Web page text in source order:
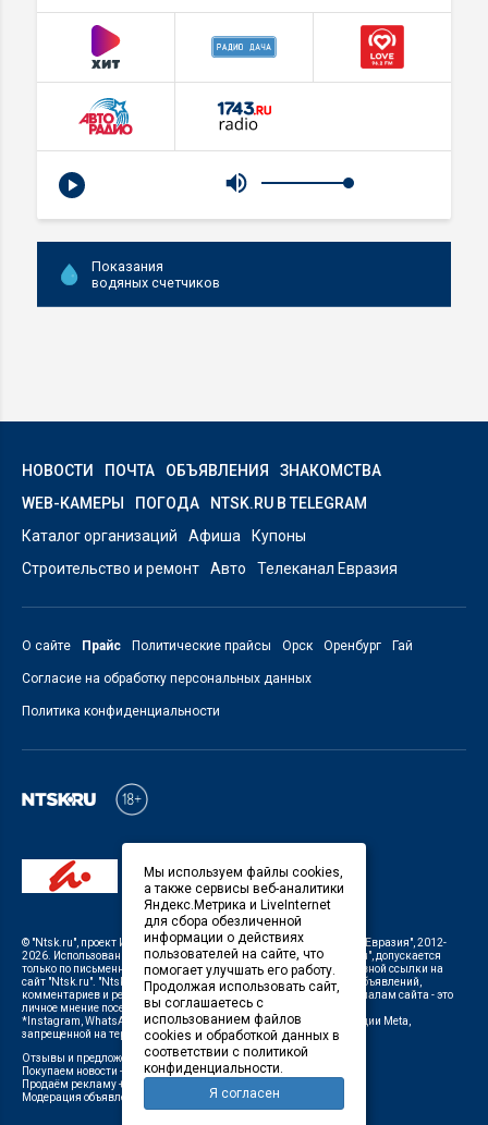
Показания
водяных счетчиков
НОВОСТИ ПОЧТА ОБЪЯВЛЕНИЯ
ЗНАКОМСТВА
WEB-КАМЕРЫ
ПОГОДА
NTSK.RU В TELEGRAM
Каталог организаций
Афиша
Купоны
Строительство и ремонт
Авто Телеканал Евразия
О сайте Прайс Политические прайсы Орск Оренбург Гай
Согласие на обработку персональных данных
Политика конфиденциальности
© "Ntsk.ru" , проект ИП Савин В.В. Служба информации: ООО "ТРК "Евразия" , 2012-
2026. Использование материалов, размещенных на сайте
"Ntsk.ru" , допускается
только по письменному разрешению Редакции с указанием активной ссылки на
сайт "Ntsk.ru" "Ntsk.ru" не несет ответственности за содержание объявлений,
комментариев и рекламных материалов. Комментарии к материалам сайта - это
личное мнение посетителей сайта.
*Instagram, WhatsApp (Ватсап), Facebook (принадлежат корпорации Meta,
запрещенной на территории Российской Федерации)
Отзывы и предложения о работе портала: orsk@orsk.ru
Покупаем новости +7(3537) 611-000,ntsk@orsk.ru
Продаём рекламу +7 (3537) 25-08-07,
Модерация объявлений +7 (905) 896-71-28
Мы используем файлы cookies,
а также сервисы веб-аналитики
Яндекс.Метрика и LiveInternet
для сбора обезличенной
информации о действиях
пользователей на сайте, что
помогает улучшать его работу.
Продолжая использовать сайт,
вы соглашаетесь с
использованием файлов
cookies и обработкой данных в
соответствии с политикой
конфиденциальности.
Я согласен